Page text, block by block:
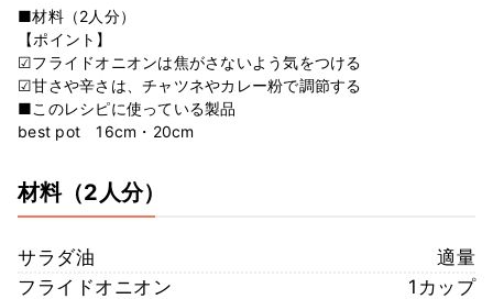
■材料（2人分）
【ポイント】
☑︎フライドオニオンは焦がさないよう気をつける
☑︎甘さや辛さは、チャツネやカレー粉で調節する
■このレシピに使っている製品
best pot 16cm・20cm
材料（2人分）
サラダ油
適量
フライドオニオン
1カップ